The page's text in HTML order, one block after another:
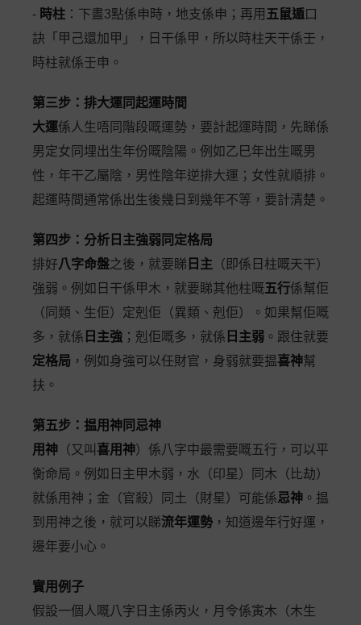
- 時柱 ：下晝3點係申時，地支係申；再用 五鼠遁口
訣「甲己還加甲」，日干係甲，所以時柱天干係壬，
時柱就係壬申。
第三步：排大運同起運時間
大運係人生唔同階段嘅運勢，要計起運時間，先睇係
男定女同埋出生年份嘅陰陽。例如乙巳年出生嘅男
性，年干乙屬陰，男性陰年逆排大運；女性就順排。
起運時間通常係出生後幾日到幾年不等，要計清楚。
第四步：分析日主強弱同定格局
排好八字命盤之後，就要睇 日主 （即係日柱嘅天干）
強弱。例如日干係甲木，就要睇其他柱嘅五行係幫佢
（同類、生佢）定剋佢（異類、剋佢）。如果幫佢嘅
多，就係 日主強 ；剋佢嘅多，就係 日主弱 。跟住就要
定格局 ，例如身強可以任財官，身弱就要揾喜神幫
扶。
第五步：揾用神同忌神
用神 （又叫 喜用神）係八字中最需要嘅五行，可以平
衡命局。例如日主甲木弱，水（印星）同木（比劫）
就係用神；金（官殺）同土（財星）可能係忌神 。揾
到用神之後，就可以睇流年運勢 ，知道邊年行好運，
邊年要小心。
實用例子
假設一個人嘅八字日主係丙火，月令係寅木（木生